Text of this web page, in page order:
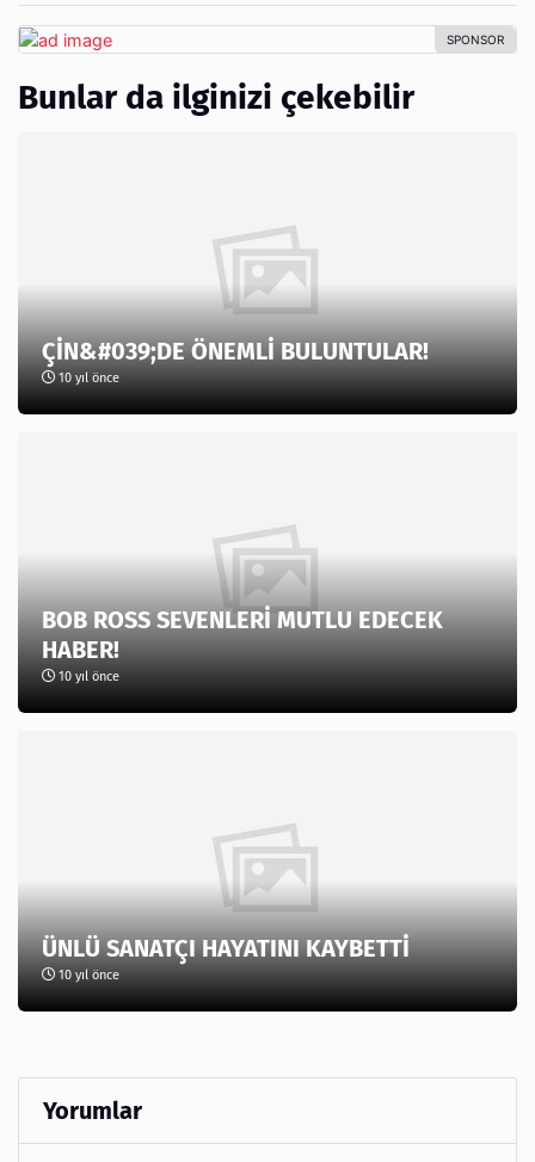
Bunlar da ilginizi çekebilir
ÇİN&#039;DE ÖNEMLİ BULUNTULAR!
10 yıl önce
BOB ROSS SEVENLERİ MUTLU EDECEK
HABER!
10 yıl önce
ÜNLÜ SANATÇI HAYATINI KAYBETTİ
10 yıl önce
Yorumlar